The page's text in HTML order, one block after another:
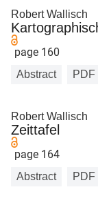
Robert Wallisch
page 160
Abstract PDF
Robert Wallisch
Zeittafel
page 164
Abstract PDF